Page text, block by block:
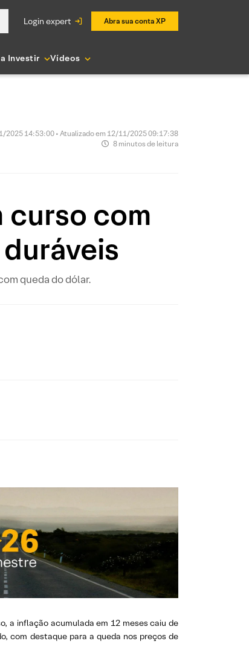
login expert Abra sua conta XP
Investir Vídeos
2025 14:53:00 • Atualizado em 12/11/2025 09:17:38
8 minutos de leitura
curso com
queda do dólar.
a inflação acumulada em 12 meses caiu de
com destaque para a queda nos preços de